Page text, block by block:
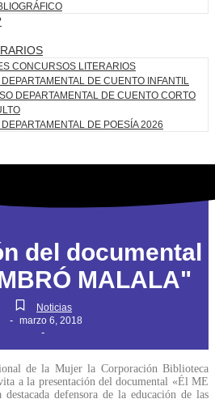
CONCURSOS LITERARIOS
DE CUENTO INFANTIL
DEPARTAMENTAL DE CUENTO CORTO
DE POESÍA 2026
del documental
MALALA"
Noticias
- marzo 6, 2018
-
de la Mujer la Corporación Biblioteca
a la presentación del documental «Él ME
defensora de la educación de las